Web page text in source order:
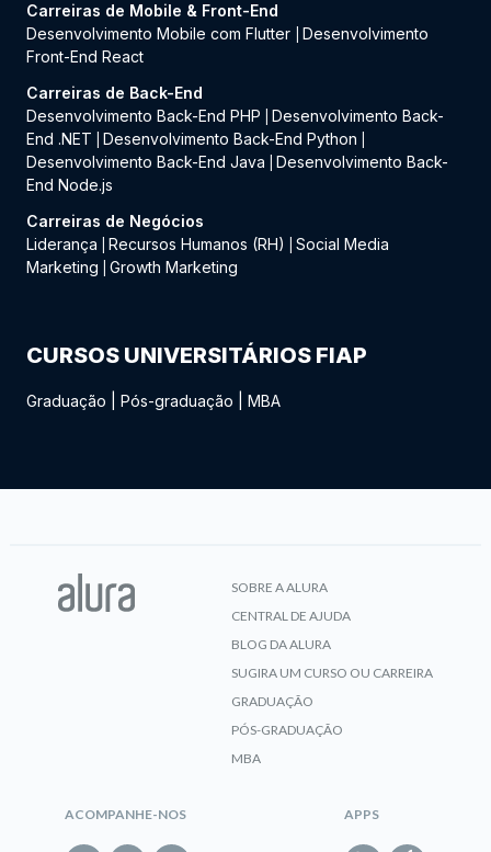
Carreiras de Mobile & Front-End
Desenvolvimento Mobile com Flutter
Desenvolvimento
Front-End React
Carreiras de Back-End
Desenvolvimento Back-End PHP
Desenvolvimento Back-
End .NET
Desenvolvimento Back-End Python
Desenvolvimento Back-End Java
Desenvolvimento Back-
End Node.js
Carreiras de Negócios
Liderança
Recursos Humanos (RH)
Social Media
Marketing
Growth Marketing
CURSOS UNIVERSITÁRIOS FIAP
Graduação Pós-graduação MBA
SOBRE A ALURA
CENTRAL DE AJUDA
BLOG DA ALURA
SUGIRA UM CURSO OU CARREIRA
GRADUAÇÃO
PÓS-GRADUAÇÃO
MBA
ACOMPANHE-NOS APPS